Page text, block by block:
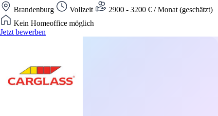
Brandenburg Vollzeit
2900 - 3200 € / Monat (geschätzt)
Kein Homeoffice möglich
Jetzt bewerben